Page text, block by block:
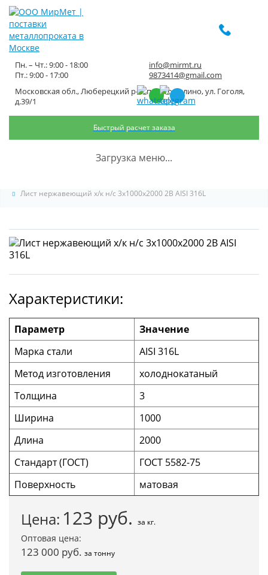
Московская обл., Люберецкий р-н, пос. Томилино, ул. Гоголя,
д.39/1
Пн. – Чт.: 9:00 - 18:00
Пт.: 9:00 - 17:00
info@mirmt.ru
9873414@gmail.com
Быстрый расчет заказа
Загрузка меню...
Лист нержавеющий х/к н/с
3x1000x2000 2B AISI 316L
Лист нержавеющий х/к н/с 3x1000x2000 2B AISI 316L
Характеристики:
Параметр
Значение
Марка стали
AISI 316L
Метод изготовления
холоднокатаный
Толщина
3
Ширина
1000
Длина
2000
Стандарт (ГОСТ)
ГОСТ 5582-75
Поверхность
матовая
Цена: 123 руб. за кг.
Оптовая цена:
123 000 руб. за тонну